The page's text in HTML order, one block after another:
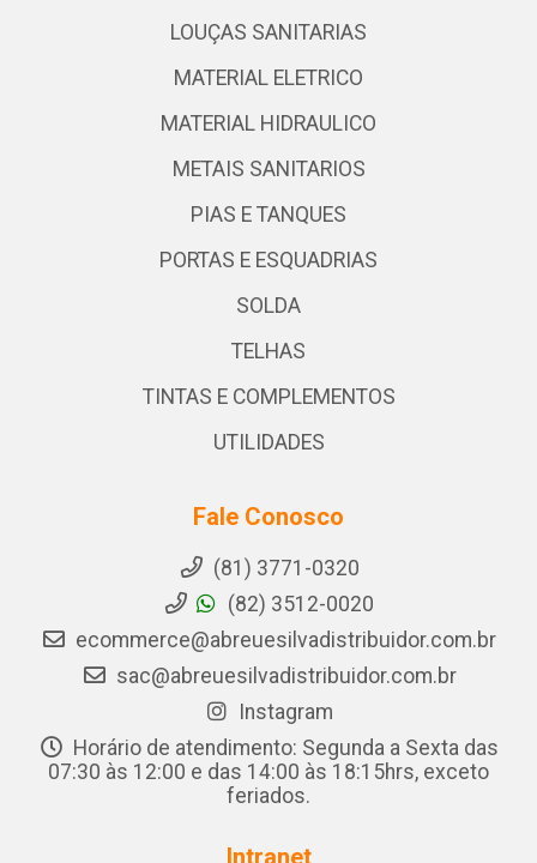
LOUÇAS SANITARIAS
MATERIAL ELETRICO
MATERIAL HIDRAULICO
METAIS SANITARIOS
PIAS E TANQUES
PORTAS E ESQUADRIAS
SOLDA
TELHAS
TINTAS E COMPLEMENTOS
UTILIDADES
Fale Conosco
(81) 3771-0320
(82) 3512-0020
ecommerce@abreuesilvadistribuidor.com.br
sac@abreuesilvadistribuidor.com.br
Instagram
Horário de atendimento: Segunda a Sexta das
07:30 às 12:00 e das 14:00 às 18:15hrs, exceto
feriados.
Intranet